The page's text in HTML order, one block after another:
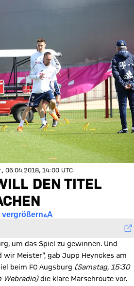
06.04.2018, 14:00 UTC
DEN TITEL
vergrößern
um das Spiel zu gewinnen. Und
Meister“, gab Jupp Heynckes am
beim FC Augsburg (Samstag, 15:30
Webradio)die klare Marschroute vor.